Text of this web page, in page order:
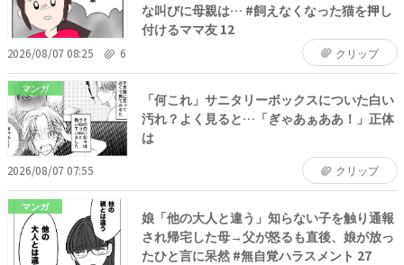
な叫びに母親は… #飼えなくなった猫を押し
付けるママ友 12
2026/08/07 08:25 6 クリップ
マンガ
「何これ」サニタリーボックスについた白い
汚れ？よく見ると…「ぎゃあぁああ！」正体
は
2026/08/07 07:55 クリップ
マンガ
娘「他の大人と違う」知らない子を触り通報
され帰宅した母→父が怒るも直後、娘が放っ
たひと言に呆然 #無自覚ハラスメント 27